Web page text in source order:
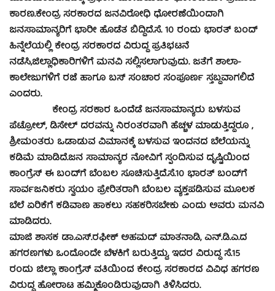
ಕಾರಣ.ಕೇಂದ್ರ ಸರಕಾರದ ಜನವಿರೋಧಿ ಧೋರಣೆಯಿಂದಾಗಿ
ಜನಸಾಮಾನ್ಯರಿಗೆ ಭಾರೀ ಹೊಡೆತ ಬಿದ್ದಿದೆ.ಸೆ. 10 ರಂದು ಭಾರತ್ ಬಂದ್
ಹಿನ್ನೆಲೆಯಲ್ಲಿ ಕೇಂದ್ರ ಸರಕಾರದ ವಿರುದ್ಧ ಪ್ರತಿಭಟನೆ
ನಡೆಸಿ,ಜಿಲ್ಲಾಧಿಕಾರಿಗಳಿಗೆ ಮನವಿ ಸಲ್ಲಿಸಲಾಗುವುದು. ಜತೆಗೆ ಶಾಲಾ-
ಕಾಲೇಜುಗಳಿಗೆ ರಜೆ ಹಾಗೂ ಬಸ್ ಸಂಚಾರ ಸಂಪೂರ್ಣ ಸ್ತಬ್ದವಾಗಲಿದೆ
ಎಂದರು.
ಕೇಂದ್ರ ಸರಕಾರ ಒಂದೆಡೆ ಜನಸಾಮಾನ್ಯರು ಬಳಸುವ
ಪೆಟ್ರೋಲ್, ಡಿಸೇಲ್ ದರವನ್ನು ನಿರಂತರವಾಗಿ ಹೆಚ್ಚಳ ಮಾಡುತ್ತಿದ್ದರೂ ,
ಶ್ರೀಮಂತರು ಒಡಾಡುವ ವಿಮಾನಕ್ಕೆ ಬಳಸುವ ಇಂದನದ ಬೆಲೆಯನ್ನು
ಕಡಿಮೆ ಮಾಡಿದೆ.ಜನ ಸಾಮಾನ್ಯರ ನೋವಿಗೆ ಸ್ಪಂದಿಸುವ ದೃಷ್ಟಿಯಿಂದ
ಕಾಂಗ್ರೆಸ್ ಈ ಬಂದ್‍ಗೆ ಬೆಂಬಲ ಸೂಚಿಸುತ್ತಿದೆ.ಸೆ.10 ಭಾರತ್ ಬಂದ್‍ಗೆ
ಸಾರ್ವಜನಿಕರು ಸ್ವಯಂ ಪ್ರೇರಿತರಾಗಿ ಬೆಂಬಲ ವ್ಯಕ್ತಪಡಿಸುವ ಮೂಲಕ
ಬೆಲೆ ಏರಿಕೆಗೆ ಕಡಿವಾಣ ಹಾಕಲು ಸಹಕರಿಸಬೇಕು ಎಂದು ಅವರು ಮನವಿ
ಮಾಡಿದರು.
ಮಾಜಿ ಶಾಸಕ ಡಾ.ಎಸ್.ರಫೀಕ್ ಅಹಮದ್ ಮಾತನಾಡಿ, ಎನ್.ಡಿ.ಎ.ದ
ಹಗರಣಗಳು ಒಂದೊಂದೇ ಬೆಳಕಿಗೆ ಬರುತ್ತಿದ್ದು, ಇದರ ವಿರುದ್ದ ಸೆ.15
ರಂದು ಜಿಲ್ಲಾ ಕಾಂಗ್ರೆಸ್ ವತಿಯಿಂದ ಕೇಂದ್ರ ಸರಕಾರದ ವಿವಿಧ ಹಗರಣ
ವಿರುದ್ಧ ಹೋರಾಟ ಹಮ್ಮಿಕೊಂಡಿರುವುದಾಗಿ ತಿಳಿಸಿದರು.